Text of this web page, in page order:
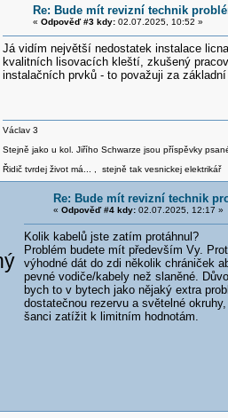
Re: Bude mít revizní technik
« Odpověď #3 kdy:02.07.2025, 10:52 »
Já vidím největší nedostatek instalace
kvalitních lisovacích kleští, zkušený
instalačních prvků - to považuji za základní
Václav 3
Stejně jako u kol. Jiřího Schwarze jsou příspěvky
Řidič tvrdej život má... , stejně tak vesnickej elektrikář
Re: Bude mít revizní technik
« Odpověď #4 kdy:02.07.2025, 12:17 »
Kolik kabelů jste zatím protáhnul?
Problém budete mít především Vy.
výhodné dát do zdi několik chrániček
pevné vodiče/kabely než slaněné.
bych to v bytech jako nějaký extra
dostatečnou rezervu a světelné
šanci zatížit k limitním hodnotám.